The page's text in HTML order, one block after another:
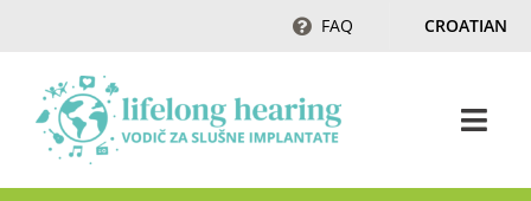
content
FAQ CROATIAN